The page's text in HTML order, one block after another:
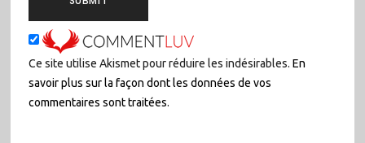
Ce site utilise Akismet pour réduire les indésirables. En
savoir plus sur la façon dont les données de vos
commentaires sont traitées.